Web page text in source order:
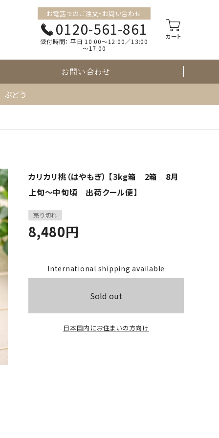
お電話でのご注文・お問い合わせ
0120-561-861
受付時間： 平日 10:00～12:00／13:00
～17:00
お問い合わせ
ぶどう
カリカリ桃（はやもぎ） 【3kg箱 2箱 8月
上旬～中旬頃 出荷クール便】
売り切れ
8,480円
International shipping available
Sold out
日本国内にお住まいの方向け